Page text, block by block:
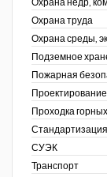
Охрана труда
Охрана среды,
Подземное
Пожарная
Проходка
СУЭК
Транспорт